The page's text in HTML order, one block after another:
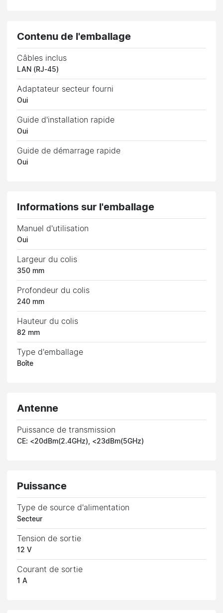
Contenu de l'emballage
Câbles inclus
LAN (RJ-45)
Adaptateur secteur fourni
Oui
Guide d'installation rapide
Oui
Guide de démarrage rapide
Oui
Informations sur l'emballage
Manuel d'utilisation
Oui
Largeur du colis
350 mm
Profondeur du colis
240 mm
Hauteur du colis
82 mm
Type d'emballage
Boîte
Antenne
Puissance de transmission
CE: <20dBm(2.4GHz), <23dBm(5GHz)
Puissance
Type de source d'alimentation
Secteur
Tension de sortie
12 V
Courant de sortie
1 A